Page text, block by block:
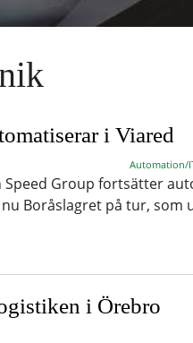
i Viared
Automation/
Group fortsätter
Boråslagret på tur, som
i Örebro